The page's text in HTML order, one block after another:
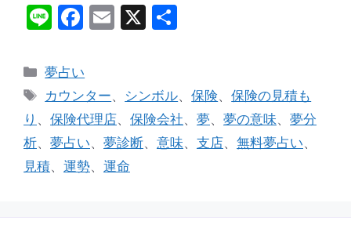
Li
e
F
c
e
b
o
o
E
X
カ
テ
リ
ー
夢占い
タ
グ
カウンター、 シンボル、保険、保険の見積も
り 、 保険代理店、 保険会社、 夢、 夢の意味、 夢分
析、 夢占い、 夢診断、 意味、 支店、 無料夢占い、
見積、 運勢、 運命